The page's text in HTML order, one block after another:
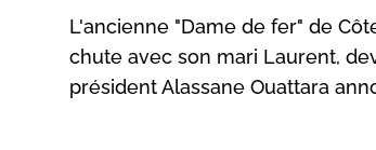
L'ancienne "Dame de fer" de
chute avec son mari Laurent,
président Alassane Ouattara